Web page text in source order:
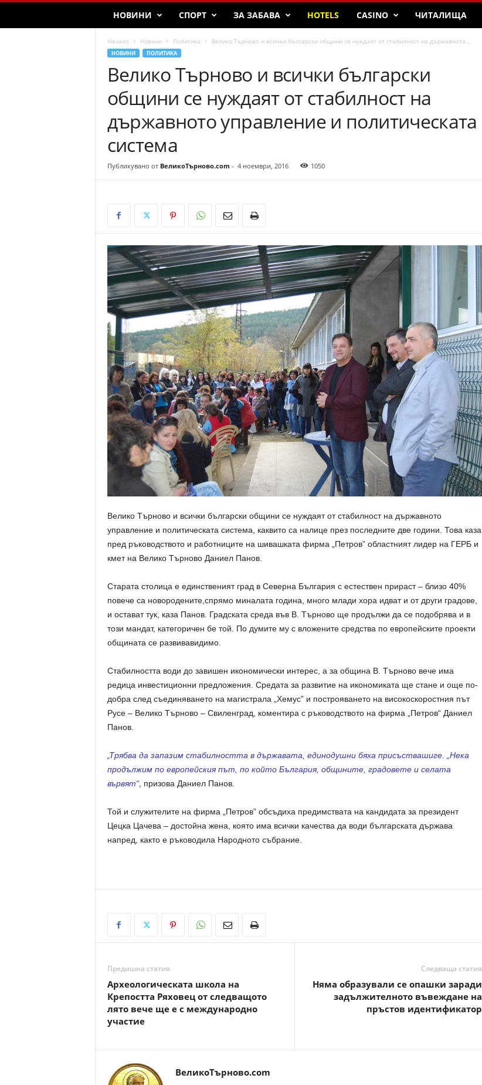
НОВИНИ СПОРТ ЗА ЗАБАВА HOTELS CASINO ЧИТАЛИЩА
Начало Новини Политика Велико Търново и всички български общини се нуждаят от стабилност на държавното...
НОВИНИ ПОЛИТИКА
Велико Търново и всички български
общини се нуждаят от стабилност на
държавното управление и политическата
система
Публикувано от ВеликоТърново.com - 4 ноември, 2016 1050
Велико Търново и всички български общини се нуждаят от стабилност на държавното
управление и политическата система, каквито са налице през последните две години. Това каза
пред ръководството и работниците на шивашката фирма „Петров” областният лидер на ГЕРБ и
кмет на Велико Търново Даниел Панов.
Старата столица е единственият град в Северна България с естествен прираст – близо 40%
повече са новородените,спрямо миналата година, много млади хора идват и от други градове,
и остават тук, каза Панов. Градската среда във В. Търново ще продължи да се подобрява и в
този мандат, категоричен бе той. По думите му с вложените средства по европейските проекти
общината се развивавидимо.
Стабилността води до завишен икономически интерес, а за община В. Търново вече има
редица инвестиционни предложения. Средата за развитие на икономиката ще стане и още по-
добра след съединяването на магистрала „Хемус” и построяването на високоскоростния път
Русе – Велико Търново – Свиленград, коментира с ръководството на фирма „Петров“ Даниел
Панов.
„Трябва да запазим стабилността в държавата, единодушни бяха присъствашиге. „Нека
продължим по европейския път, по който България, общините, градовете и селата
вървят“, призова Даниел Панов.
Той и служителите на фирма „Петров” обсъдиха предимствата на кандидата за президент
Цецка Цачева – достойна жена, която има всички качества да води българската държава
напред, както е ръководила Народното събрание.
Предишна статия
Археологическата школа на
Крепостта Ряховец от следващото
лято вече ще е с международно
участие
Следваща статия
Няма образували се опашки заради
задължителното въвеждане на
пръстов идентификатор
ВеликоТърново.com